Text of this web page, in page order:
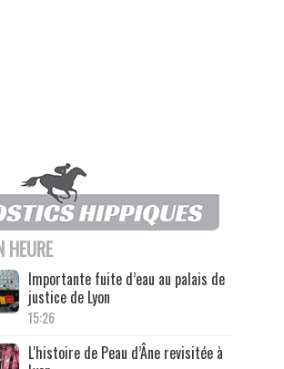
HEURE
Importante fuite d’eau au palais de
justice de Lyon
15:26
L'histoire de Peau d’Âne revisitée à